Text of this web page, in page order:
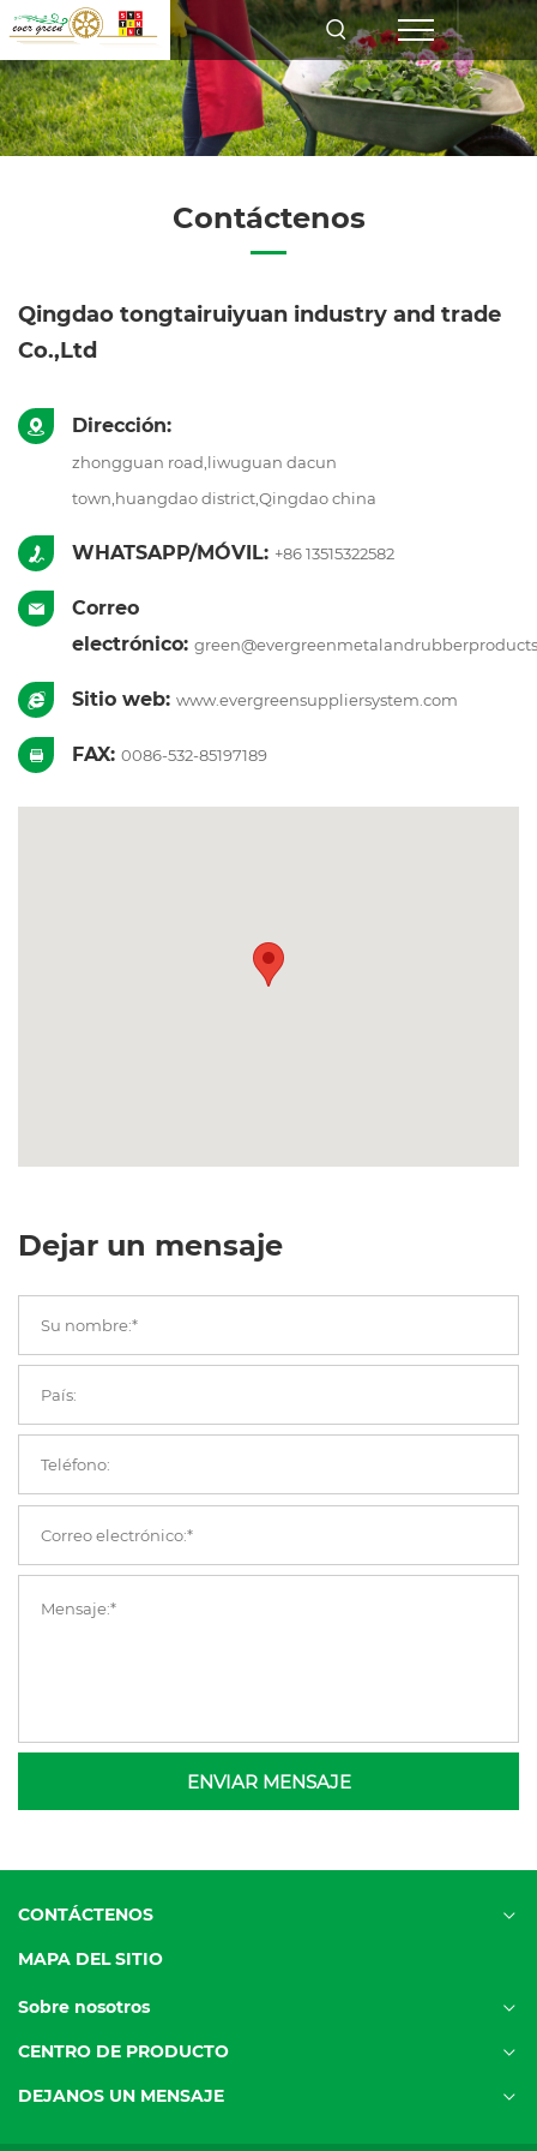
Contáctenos
Qingdao tongtairuiyuan industry and trade
Co.,Ltd
Dirección:
zhongguan road,liwuguan dacun
town,huangdao district,Qingdao china
WHATSAPP/MÓVIL: +86 13515322582
Correo
electrónico:
Sitio web: www.evergreensuppliersystem.com
FAX: 0086-532-85197189
Dejar un mensaje
ENVIAR MENSAJE
CONTÁCTENOS
MAPA DEL SITIO
Sobre nosotros
CENTRO DE PRODUCTO
DEJANOS UN MENSAJE